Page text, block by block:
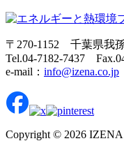
〒270-1152 千葉県我
Tel.04-7182-7437
e-mail： info@izena.co.jp
Copyright © 2026 IZENA